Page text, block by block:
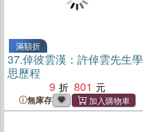
滿額折
37.倬彼雲漢：許倬雲先生學
思歷程
9
801
無庫存